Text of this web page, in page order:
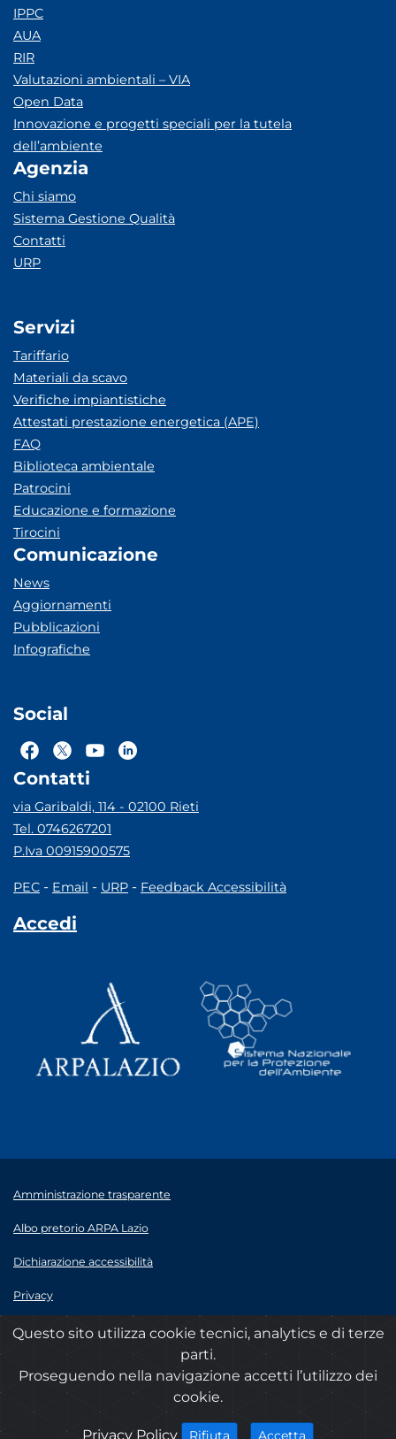
IPPC
AUA
RIR
Valutazioni ambientali – VIA
Open Data
Innovazione e progetti speciali per la tutela
dell’ambiente
Agenzia
Chi siamo
Sistema Gestione Qualità
Contatti
URP
Servizi
Tariffario
Materiali da scavo
Verifiche impiantistiche
Attestati prestazione energetica (APE)
FAQ
Biblioteca ambientale
Patrocini
Educazione e formazione
Tirocini
Comunicazione
News
Aggiornamenti
Pubblicazioni
Infografiche
Social
Contatti
via Garibaldi, 114 - 02100 Rieti
Tel. 0746267201
P.Iva 00915900575
PEC - Email - URP - Feedback Accessibilità
Accedi
Amministrazione trasparente
Albo pretorio ARPA Lazio
Dichiarazione accessibilità
Privacy
Note legali
© 2020 ARPA Lazio - P.Iva 00915900575
Questo sito utilizza cookie tecnici, analytics e di terze
parti.
Proseguendo nella navigazione accetti l’utilizzo dei
cookie.
Privacy Policycookies
Rifiuta i cookiesAccetta